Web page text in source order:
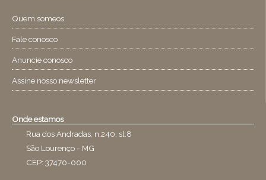
Quem someos
Fale conosco
Anuncie conosco
Assine nosso newsletter
Onde estamos
Rua dos Andradas, n.240, sl.8
São Lourenço - MG
CEP: 37470-000